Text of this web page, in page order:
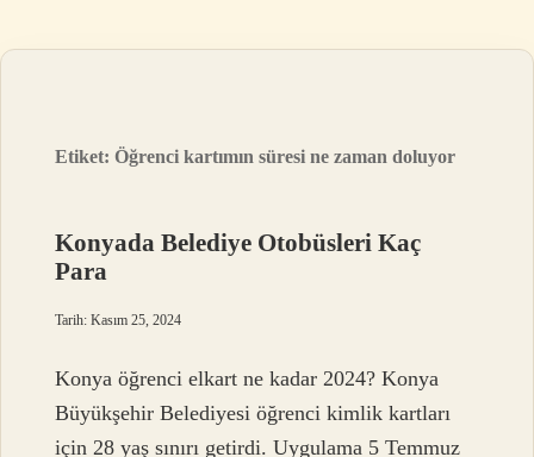
Etiket:Öğrenci kartımın süresi ne zaman doluyor
Konyada Belediye Otobüsleri Kaç
Para
Tarih: Kasım 25, 2024
Konya öğrenci elkart ne kadar 2024? Konya
Büyükşehir Belediyesi öğrenci kimlik kartları
için 28 yaş sınırı getirdi. Uygulama 5 Temmuz